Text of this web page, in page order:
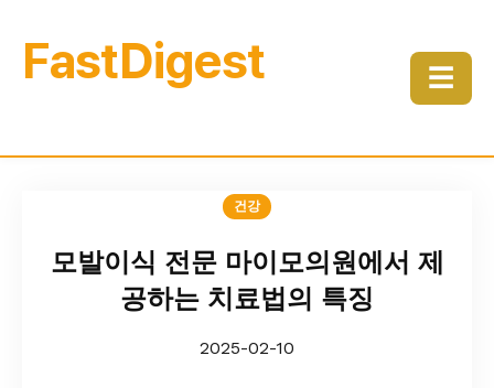
FastDigest ☰
건강
모발이식 전문 마이모의원에서 제
공하는 치료법의 특징
2025-02-10